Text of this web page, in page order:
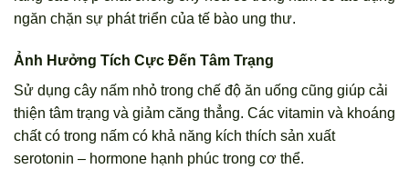
ngăn chặn sự phát triển của tế bào ung thư.
Ảnh Hưởng Tích Cực Đến Tâm Trạng
Sử dụng cây nấm nhỏ trong chế độ ăn uống cũng giúp cải
thiện tâm trạng và giảm căng thẳng. Các vitamin và khoáng
chất có trong nấm có khả năng kích thích sản xuất
serotonin – hormone hạnh phúc trong cơ thể.